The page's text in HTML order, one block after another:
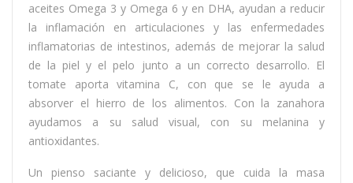
aceites Omega 3 y Omega 6 y en DHA, ayudan a reducir
la inflamación en articulaciones y las enfermedades
inflamatorias de intestinos, además de mejorar la salud
de la piel y el pelo junto a un correcto desarrollo. El
tomate aporta vitamina C, con que se le ayuda a
absorver el hierro de los alimentos. Con la zanahora
ayudamos a su salud visual, con su melanina y
antioxidantes.
Un pienso saciante y delicioso, que cuida la masa